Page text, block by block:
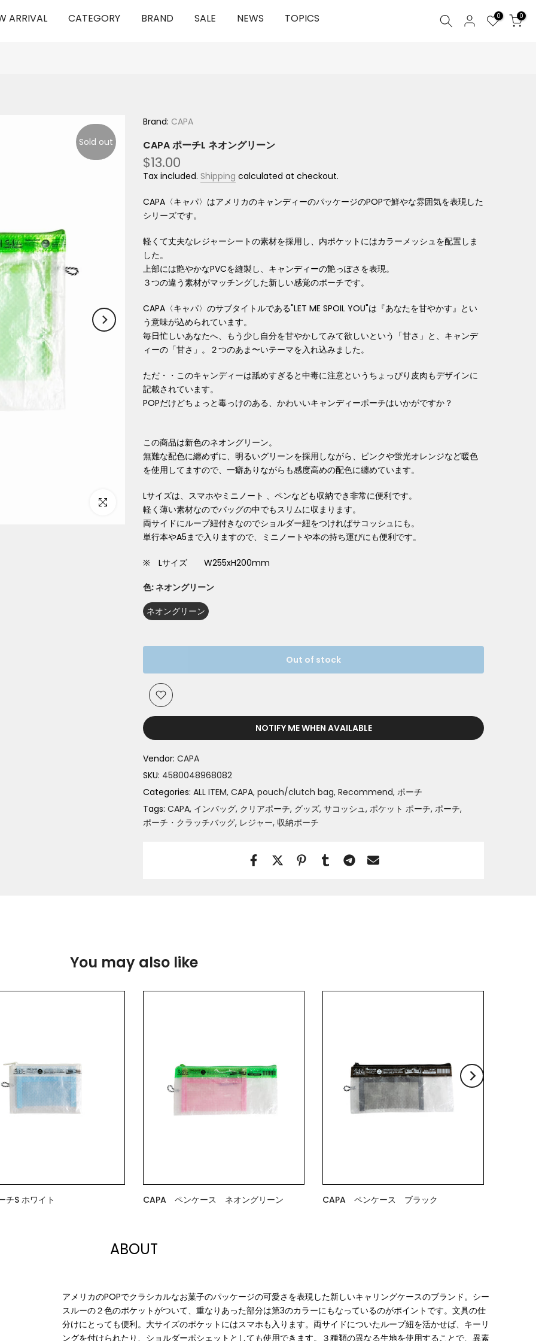
ARRIVAL CATEGORY BRAND SALE NEWS TOPICS 0 0
Sold out
Click to enlarge
Brand: CAPA
CAPA ポーチL ネオングリーン
$13.00
Tax included. Shipping calculated at checkout.
CAPA〈キャパ〉はアメリカのキャンディーのパッケージのPOPで鮮やな雰囲気を表現した
シリーズです。
軽くて丈夫なレジャーシートの素材を採用し、内ポケットにはカラーメッシュを配置しま
した。
上部には艶やかなPVCを縫製し、キャンディーの艶っぽさを表現。
３つの違う素材がマッチングした新しい感覚のポーチです。
CAPA〈キャパ〉のサブタイトルである"LET ME SPOIL YOU"は『あなたを甘やかす』とい
う意味が込められています。
毎日忙しいあなたへ、もう少し自分を甘やかしてみて欲しいという「甘さ」と、キャンデ
ィーの「甘さ」。２つのあま〜いテーマを入れ込みました。
ただ・・このキャンディーは舐めすぎると中毒に注意というちょっぴり皮肉もデザインに
記載されています。
POPだけどちょっと毒っけのある、かわいいキャンディーポーチはいかがですか？
この商品は新色のネオングリーン。
無難な配色に纏めずに、明るいグリーンを採用しながら、ピンクや蛍光オレンジなど暖色
を使用してますので、一癖ありながらも感度高めの配色に纏めています。
Lサイズは、スマホやミニノート 、ペンなども収納でき非常に便利です。
軽く薄い素材なのでバッグの中でもスリムに収まります。
両サイドにループ紐付きなのでショルダー紐をつければサコッシュにも。
単行本やA5まで入りますので、ミニノートや本の持ち運びにも便利です。
※ Lサイズ W255xH200mm
色:ネオングリーン
ネオングリーン
Out of stock
NOTIFY ME WHEN AVAILABLE
Vendor: CAPA
SKU: 4580048968082
Categories: ALL ITEM CAPA pouch/clutch bag Recommend ポーチ
Tags: CAPA インバッグ クリアポーチ グッズ サコッシュ ポケット ポーチ ポーチ
ポーチ・クラッチバッグ レジャー 収納ポーチ
You may also like
チS ホワイト
CAPA ペンケース ネオングリーン
CAPA ペンケース ブラック
ABOUT
アメリカのPOPでクラシカルなお菓⼦のパッケージの可愛さを表現した新しいキャリングケースのブランド。シー
スルーの２⾊のポケットがついて、重なりあった部分は第3のカラーにもなっているのがポイントです。⽂具の仕
分けにとっても便利。⼤サイズのポケットにはスマホも⼊ります。両サイドについたループ紐を活かせば、キーリ
ングを付けられたり、ショルダーポシェットとしても使⽤できます。３種類の異なる⽣地を使⽤することで、異素